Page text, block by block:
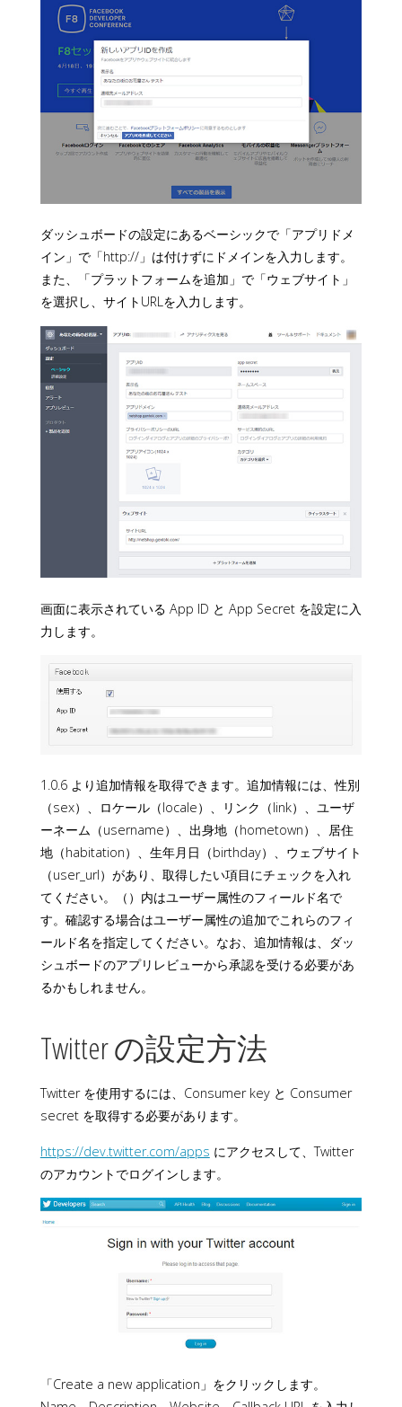
ダッシュボードの設定にあるベーシックで「アプリドメ
イン」で「http://」は付けずにドメインを入力します。
また、「プラットフォームを追加」で「ウェブサイト」
を選択し、サイトURLを入力します。
画面に表示されている App ID と App Secret を設定に入
力します。
1.0.6 より追加情報を取得できます。追加情報には、性別
（sex）、ロケール（locale）、リンク（link）、ユーザ
ーネーム（username）、出身地（hometown）、居住
地（habitation）、生年月日（birthday）、ウェブサイト
（user_url）があり、取得したい項目にチェックを入れ
てください。（）内はユーザー属性のフィールド名で
す。確認する場合はユーザー属性の追加でこれらのフィ
ールド名を指定してください。なお、追加情報は、ダッ
シュボードのアプリレビューから承認を受ける必要があ
るかもしれません。
Twitter の設定方法
Twitter を使用するには、Consumer key と Consumer
secret を取得する必要があります。
https://dev.twitter.com/apps にアクセスして、Twitter
のアカウントでログインします。
「Create a new application」をクリックします。